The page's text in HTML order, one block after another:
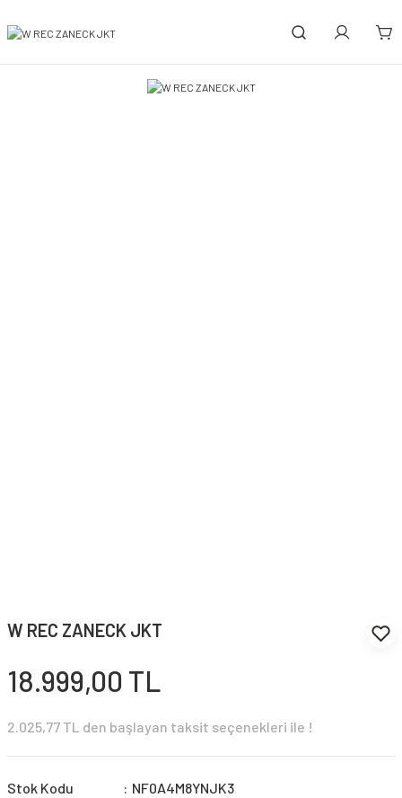
W REC ZANECK JKT
18.999,00 TL
2.025,77 TL den başlayan taksit seçenekleri ile !
Stok Kodu
NF0A4M8YNJK3